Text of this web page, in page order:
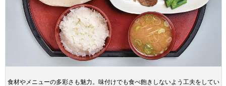
食材やメニューの多彩さも魅力。味付けでも食べ飽きしないよう工夫をしてい